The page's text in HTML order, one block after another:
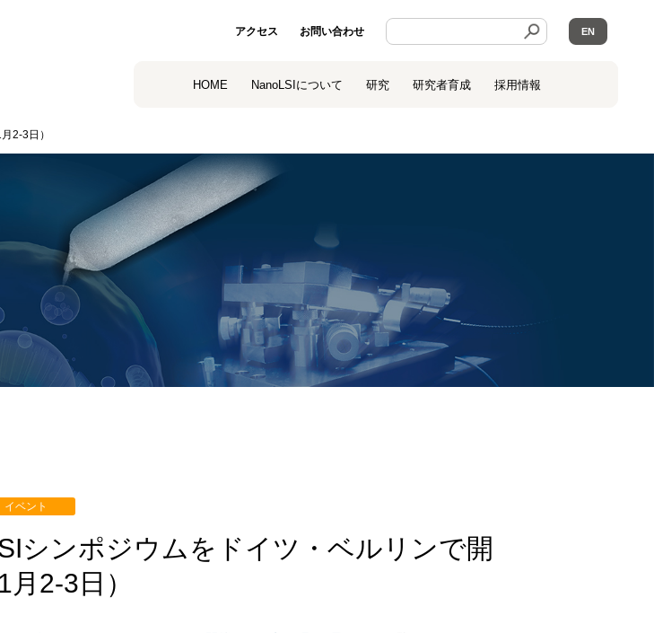
アクセス お問い合わせ EN
HOME NanoLSIについて 研究 研究者育成 採用情報
2-3日）
イベント
シンポジウムをドイツ・ベルリンで開
2-3日）